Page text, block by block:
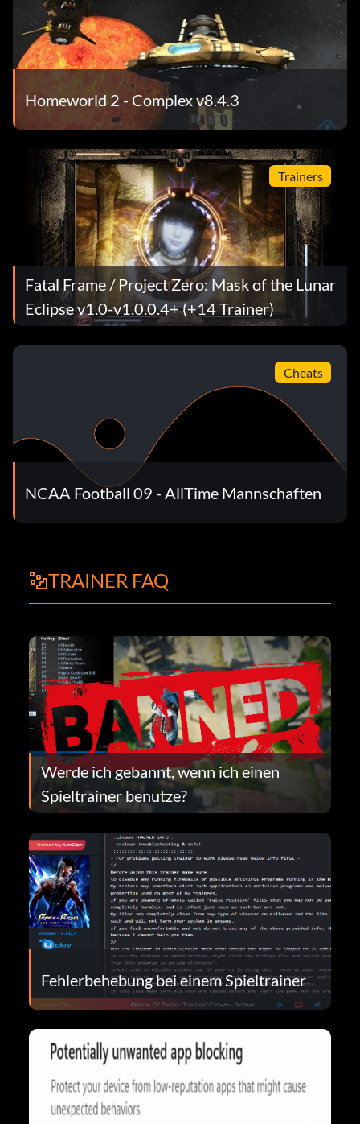
Homeworld 2 - Complex v8.4.3
Trainers
Fatal Frame / Project Zero: Mask of the Lunar
Eclipse v1.0-v1.0.0.4+ (+14 Trainer)
Cheats
NCAA Football 09 - AllTime Mannschaften
TRAINER FAQ
Werde ich gebannt, wenn ich einen
Spieltrainer benutze?
Fehlerbehebung bei einem Spieltrainer